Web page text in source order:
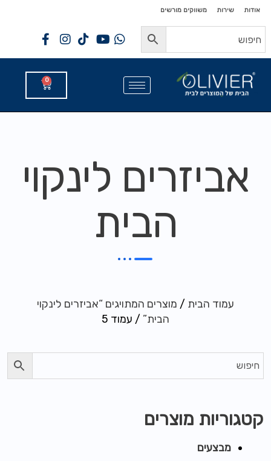
לתוכן
לתוכן
אודות שירות משווקים מורשים
0
אביזרים לינקוי
הבית
עמוד הבית / מוצרים המתויגים “אביזרים לינקוי
הבית” / עמוד 5
קטגוריות מוצרים
מבצעים